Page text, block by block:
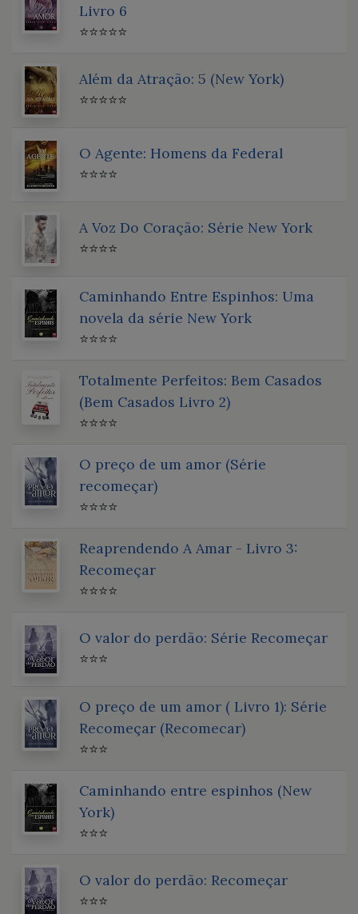
Livro 6
⭐⭐⭐⭐⭐
Além da Atração: 5 (New York)
⭐⭐⭐⭐⭐
O Agente: Homens da Federal
⭐⭐⭐⭐
A Voz Do Coração: Série New York
⭐⭐⭐⭐
Caminhando Entre Espinhos: Uma
novela da série New York
⭐⭐⭐⭐
Totalmente Perfeitos: Bem Casados
(Bem Casados Livro 2)
⭐⭐⭐⭐
O preço de um amor (Série
recomeçar)
⭐⭐⭐⭐
Reaprendendo A Amar - Livro 3:
Recomeçar
⭐⭐⭐⭐
O valor do perdão: Série Recomeçar
⭐⭐⭐
O preço de um amor ( Livro 1): Série
Recomeçar (Recomecar)
⭐⭐⭐
Caminhando entre espinhos (New
York)
⭐⭐⭐
O valor do perdão: Recomeçar
⭐⭐⭐